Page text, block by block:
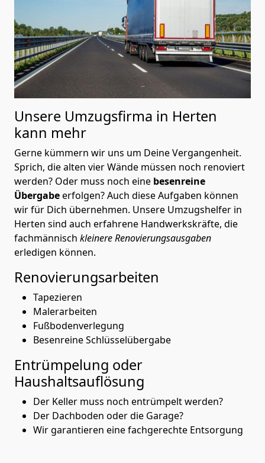
Unsere Umzugsfirma in Herten
kann mehr
Gerne kümmern wir uns um Deine Vergangenheit.
Sprich, die alten vier Wände müssen noch renoviert
werden? Oder muss noch eine besenreine
Übergabeerfolgen? Auch diese Aufgaben können
wir für Dich übernehmen. Unsere Umzugshelfer in
Herten sind auch erfahrene Handwerkskräfte, die
fachmännisch kleinere Renovierungsausgaben
erledigen können.
Renovierungsarbeiten
Tapezieren
Malerarbeiten
Fußbodenverlegung
Besenreine Schlüsselübergabe
Entrümpelung oder
Haushaltsauflösung
Der Keller muss noch entrümpelt werden?
Der Dachboden oder die Garage?
Wir garantieren eine fachgerechte Entsorgung